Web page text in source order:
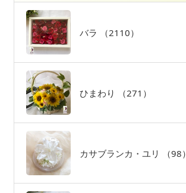
バラ （2110）
ひまわり （271）
カサブランカ・ユリ （98）